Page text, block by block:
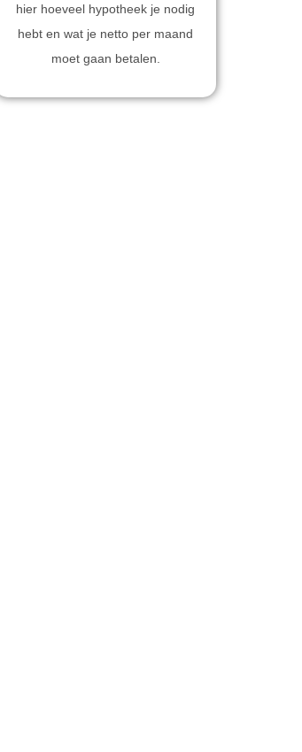
hier hoeveel hypotheek je nodig
hebt en wat je netto per maand
moet gaan betalen.